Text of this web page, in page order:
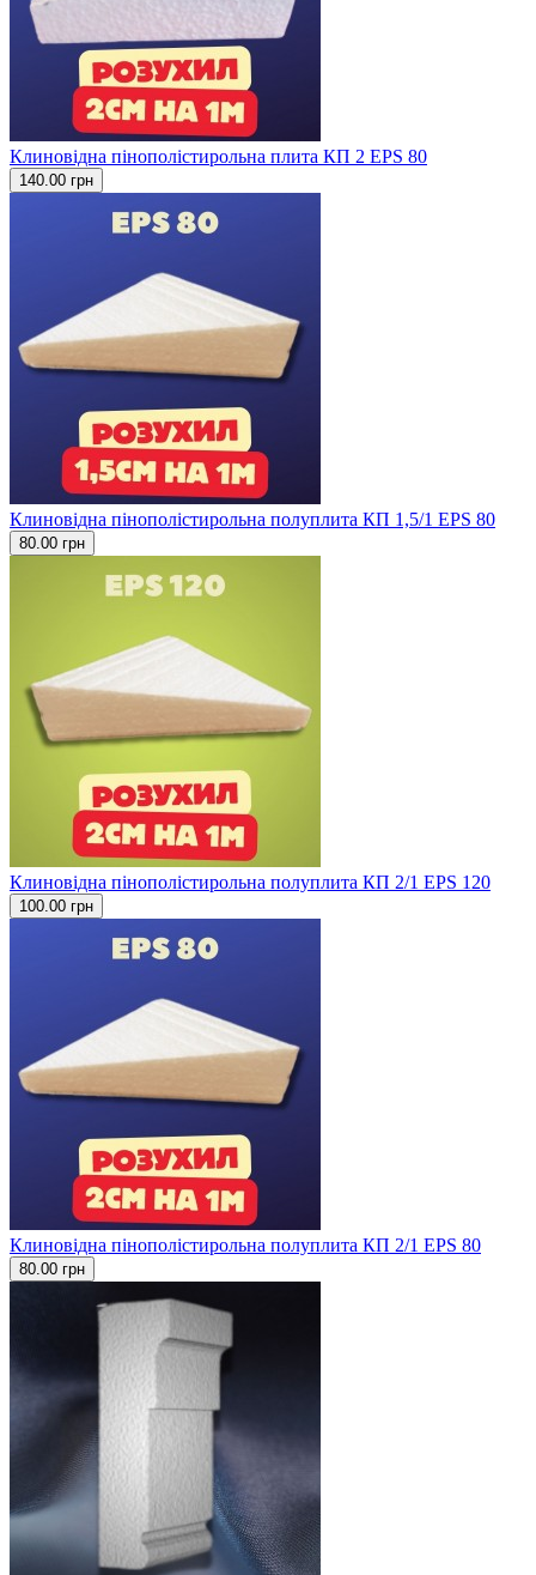
Клиновідна пінополістирольна плита КП 2 EPS 80
140.00 грн
Клиновідна пінополістирольна полуплита КП 1,5/1 EPS 80
80.00 грн
Клиновідна пінополістирольна полуплита КП 2/1 EPS 120
100.00 грн
Клиновідна пінополістирольна полуплита КП 2/1 EPS 80
80.00 грн